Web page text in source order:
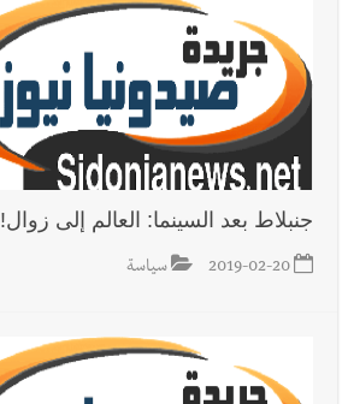
جنبلاط بعد السينما: العالم إلى زوال!
2019-02-20 سياسة